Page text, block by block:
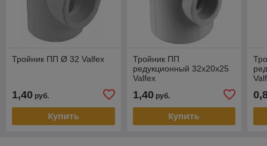
Тройник ПП Ø 32 Valfex
1,40 руб.
Купить
Тройник ПП
редукционный 32х20х25
Valfex
1,40руб.
Купить